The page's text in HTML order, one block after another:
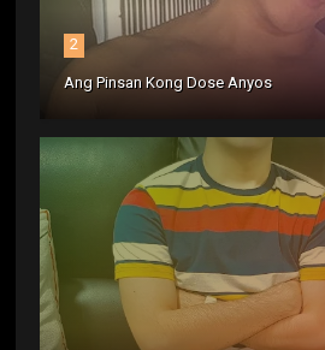
2
Ang Pinsan Kong Dose Anyos